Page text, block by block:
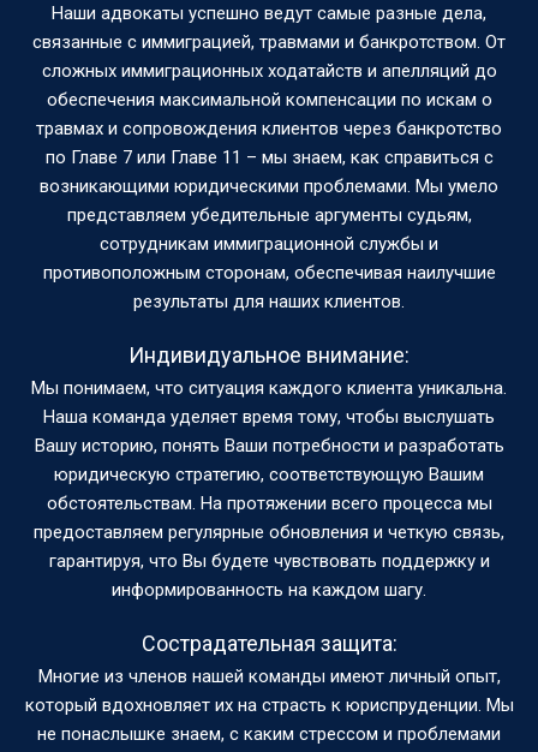
Наши адвокаты успешно ведут самые разные дела,
связанные с иммиграцией, травмами и банкротством. От
сложных иммиграционных ходатайств и апелляций до
обеспечения максимальной компенсации по искам о
травмах и сопровождения клиентов через банкротство
по Главе 7 или Главе 11 – мы знаем, как справиться с
возникающими юридическими проблемами. Мы умело
представляем убедительные аргументы судьям,
сотрудникам иммиграционной службы и
противоположным сторонам, обеспечивая наилучшие
результаты для наших клиентов.
Индивидуальное внимание:
Мы понимаем, что ситуация каждого клиента уникальна.
Наша команда уделяет время тому, чтобы выслушать
Вашу историю, понять Ваши потребности и разработать
юридическую стратегию, соответствующую Вашим
обстоятельствам. На протяжении всего процесса мы
предоставляем регулярные обновления и четкую связь,
гарантируя, что Вы будете чувствовать поддержку и
информированность на каждом шагу.
Сострадательная защита:
Многие из членов нашей команды имеют личный опыт,
который вдохновляет их на страсть к юриспруденции. Мы
не понаслышке знаем, с каким стрессом и проблемами